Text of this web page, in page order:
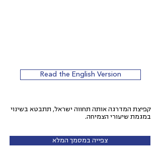
Read the English Version
קפיצת המדרגה אותה תחווה ישראל, תתבטא בשינוי
במגמת שיעורי הצמיחה.
צפייה במסמך המלא